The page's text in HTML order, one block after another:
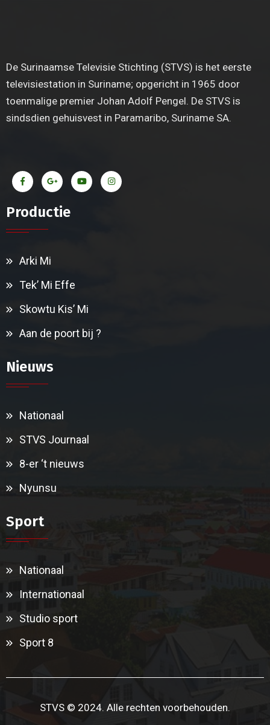
De Surinaamse Televisie Stichting (STVS) is het eerste
televisiestation in Suriname; opgericht in 1965 door
toenmalige premier Johan Adolf Pengel. De STVS is
sindsdien gehuisvest in Paramaribo, Suriname SA.
Productie
Arki Mi
Tek’ Mi Effe
Skowtu Kis’ Mi
Aan de poort bij ?
Nieuws
Nationaal
STVS Journaal
8-er ‘t nieuws
Nyunsu
Sport
Nationaal
Internationaal
Studio sport
Sport 8
STVS © 2024. Alle rechten voorbehouden.